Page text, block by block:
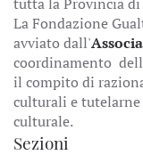
La Fondazione
avviato dall'
coordinamento
il compito di
culturali e
culturale.
Sezioni